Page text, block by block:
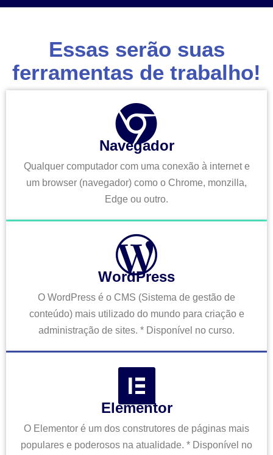
Essas serão suas
ferramentas de trabalho!
Navegador
Qualquer computador com uma conexão à internet e
um browser (navegador) como o Chrome, monzilla,
Edge ou outro.
WordPress
O WordPress é o CMS (Sistema de gestão de
conteúdo) mais utilizado do mundo para criação e
administração de sites. * Disponível no curso.
Elementor
O Elementor é um dos construtores de páginas mais
populares e poderosos na atualidade. * Disponível no